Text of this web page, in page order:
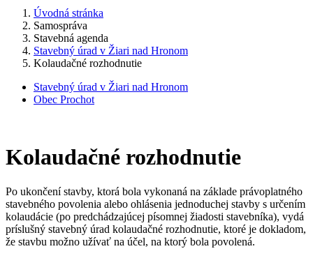
Úvodná stránka
Samospráva
Stavebná agenda
Stavebný úrad v Žiari nad Hronom
Kolaudačné rozhodnutie
Stavebný úrad v Žiari nad Hronom
Obec Prochot
Kolaudačné rozhodnutie
Po ukončení stavby, ktorá bola vykonaná na základe právoplatného
stavebného povolenia alebo ohlásenia jednoduchej stavby s určením
kolaudácie (po predchádzajúcej písomnej žiadosti stavebníka), vydá
príslušný stavebný úrad kolaudačné rozhodnutie, ktoré je dokladom,
že stavbu možno užívať na účel, na ktorý bola povolená.